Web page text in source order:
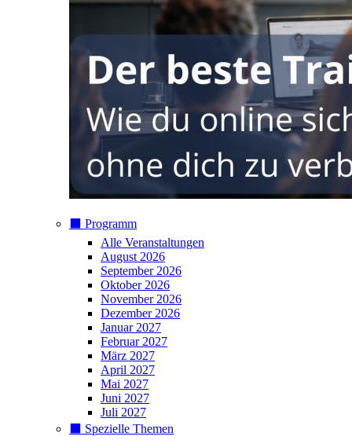
⬛️ Programm
Alle Veranstaltungen
August 2026
September 2026
Oktober 2026
November 2026
Dezember 2026
Januar 2027
Februar 2027
März 2027
April 2027
Mai 2027
Juni 2027
Juli 2027
⬛️ Spezielle Themen